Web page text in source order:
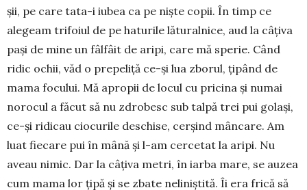
șii, pe care tata-i iubea ca pe niș­te copii. În timp ce
alegeam tri­foiul de pe ha­turile lăturalnice, aud la câțiva
pași de mine un fâl­fâit de aripi, care mă sperie. Când
ridic ochii, văd o prepeliță ce-și lua zbo­rul, țipând de
mama focu­lui. Mă apropii de locul cu pricina și numai
norocul a făcut să nu zdro­besc sub talpă trei pui golași,
ce-și ridicau ciocu­rile deschise, cerșind mâncare. Am
luat fiecare pui în mână și l-am cer­cetat la aripi. Nu
aveau nimic. Dar la câți­va metri, în iarba mare, se auzea
cum mama lor țipă și se zbate ne­liniștită. Îi era frică să